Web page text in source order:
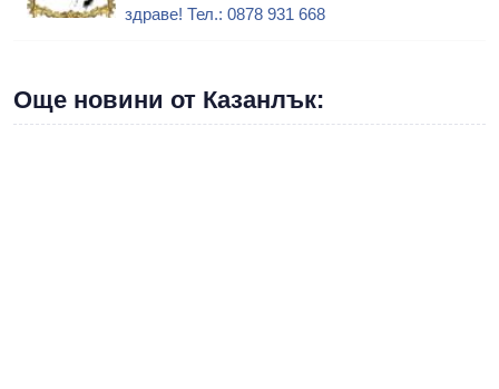
здраве! Тел.: 0878 931 668
Още новини от Казанлък: